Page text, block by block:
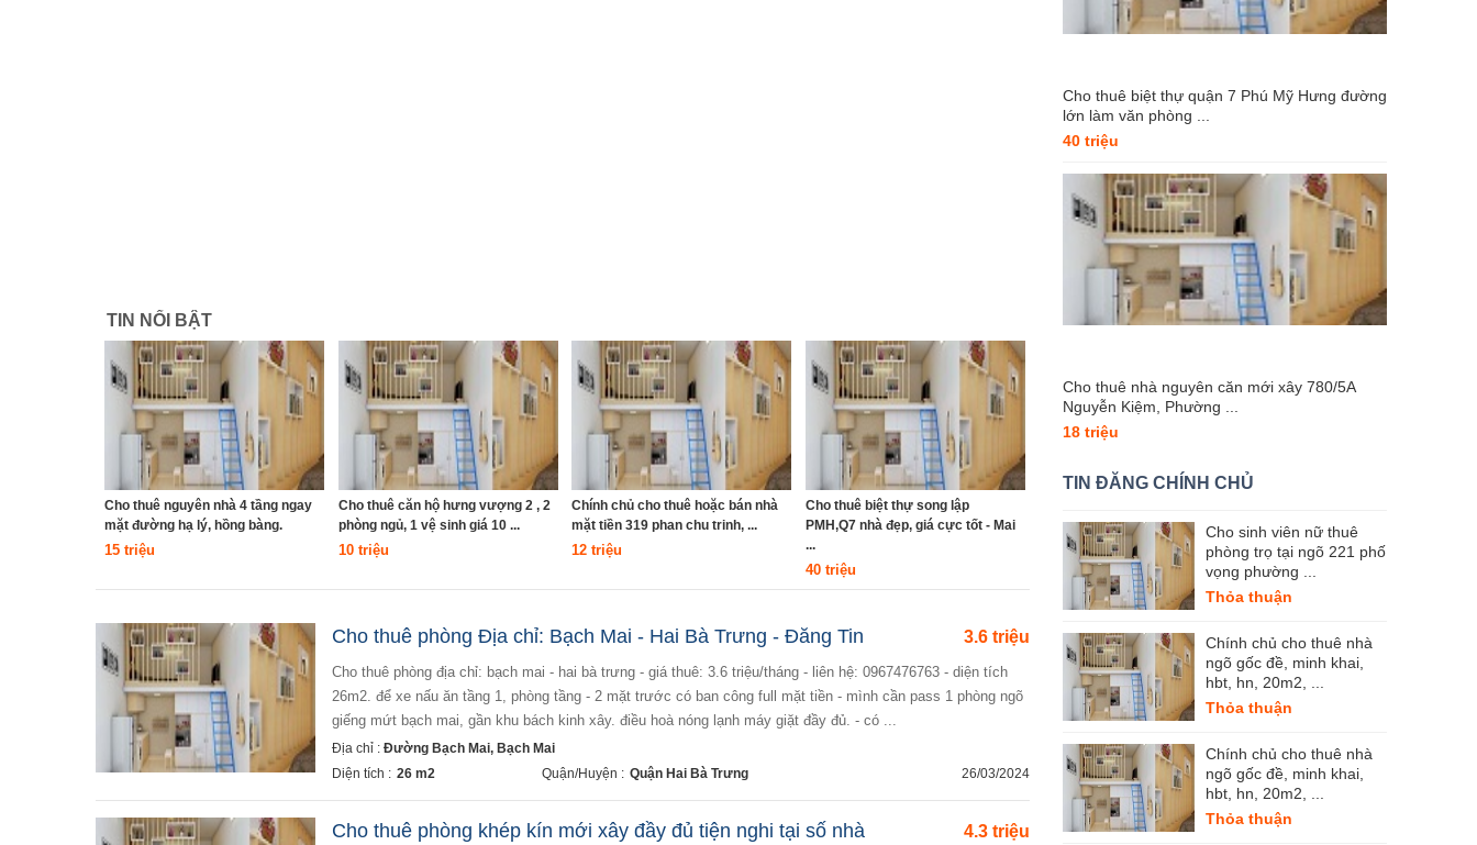
TIN NỔI BẬT
Cho thuê nguyên nhà 4 tầng ngay
mặt đường hạ lý, hồng bàng.
15 triệu
Cho thuê căn hộ hưng vượng 2 , 2
phòng ngủ, 1 vệ sinh giá 10 ...
10 triệu
Chính chủ cho thuê hoặc bán nhà
mặt tiền 319 phan chu trinh, ...
12 triệu
Cho thuê biệt thự song lập
PMH,Q7 nhà đẹp, giá cực tốt - Mai
...
40 triệu
3.6 triệu
Cho thuê phòng Địa chỉ: Bạch Mai - Hai Bà Trưng - Đăng Tin
cho thuê phòng địa chỉ: bạch mai - hai bà trưng - giá thuê: 3.6 triệu/tháng - liên hệ: 0967476763 - diện tích
26m2. để xe nấu ăn tầng 1, phòng tầng - 2 mặt trước có ban công full mặt tiền - mình cần pass 1 phòng ngõ
giếng mứt bạch mai, gần khu bách kinh xây. điều hoà nóng lạnh máy giặt đầy đủ. - có ...
Địa chỉ : Đường Bạch Mai, Bạch Mai
Diện tích : 26 m2 Quận/Huyện : Quận Hai Bà Trưng 26/03/2024
4.3 triệu
Cho thuê phòng khép kín mới xây đầy đủ tiện nghi tại số nhà
Cho thuê biệt thự quận 7 Phú Mỹ Hưng đường
lớn làm văn phòng ...
40 triệu
Cho thuê nhà nguyên căn mới xây 780/5A
Nguyễn Kiệm, Phường ...
18 triệu
TIN ĐĂNG CHÍNH CHỦ
Cho sinh viên nữ thuê
phòng trọ tại ngõ 221 phố
vọng phường ...
Thỏa thuận
Chính chủ cho thuê nhà
ngõ gốc đề, minh khai,
hbt, hn, 20m2, ...
Thỏa thuận
Chính chủ cho thuê nhà
ngõ gốc đề, minh khai,
hbt, hn, 20m2, ...
Thỏa thuận